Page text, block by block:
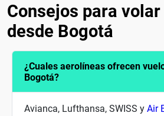
Consejos para
desde Bogotá
¿Cuales aerolíneas ofrecen
Bogotá?
Avianca, Lufthansa, SWISS y Air